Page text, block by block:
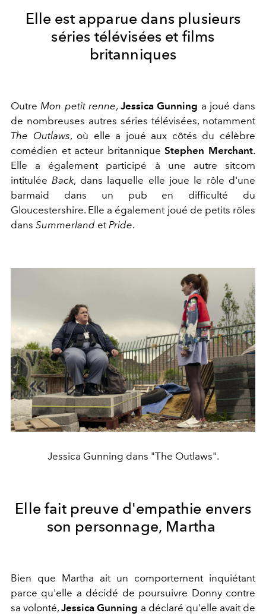
Elle est apparue dans plusieurs
séries télévisées et films
britanniques
OutreMon petit renne, Jessica Gunning a joué dans
de nombreuses autres séries télévisées, notamment
The Outlaws, où elle a joué aux côtés du célèbre
comédien et acteur britanniqueStephen Merchant.
Elle a également participé à une autre sitcom
intituléeBack, dans laquelle elle joue le rôle d'une
barmaid dans un pub en difficulté du
Gloucestershire. Elle a également joué de petits rôles
dans Summerland etPride.
Jessica Gunning dans "The Outlaws".
Elle fait preuve d'empathie envers
son personnage, Martha
Bien que Martha ait un comportement inquiétant
parce qu'elle a décidé de poursuivre Donny contre
sa volonté,Jessica Gunning a déclaré qu'elle avait de